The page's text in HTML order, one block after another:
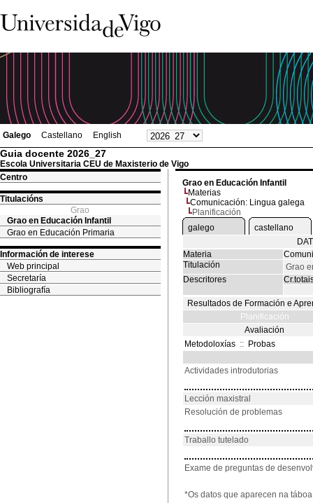
Galego Castellano English
Guia docente 2026_27
Escola Universitaria CEU de Maxisterio de Vigo
Centro
Titulacións
Grao
Grao en Educación Infantil
Grao en Educación Primaria
Información de interese
Web principal
Secretaría
Bibliografía
Grao en Educación Infantil
Materias
Comunicación: Lingua galega
Planificación
galego
castellano
Materia
Titulación
Grao
Descritores
Resultados de Formación e
Planificación
Avaliación
Metodoloxías :: Probas
Actividades introdutorias
Lección maxistral
Resolución de problemas
Traballo tutelado
Exame de preguntas de
*Os datos que aparecen na